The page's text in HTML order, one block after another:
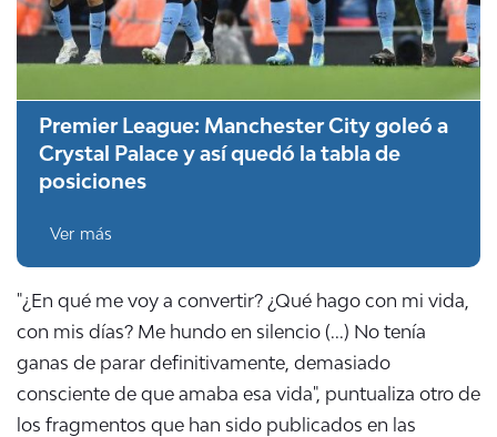
Premier League: Manchester City goleó a
Crystal Palace y así quedó la tabla de
posiciones
Ver más
"¿En qué me voy a convertir? ¿Qué hago con mi vida,
con mis días? Me hundo en silencio (...) No tenía
ganas de parar definitivamente, demasiado
consciente de que amaba esa vida", puntualiza otro de
los fragmentos que han sido publicados en las